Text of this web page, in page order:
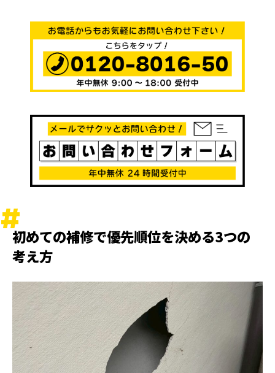
初めての補修で優先順位を決める3つの
考え方